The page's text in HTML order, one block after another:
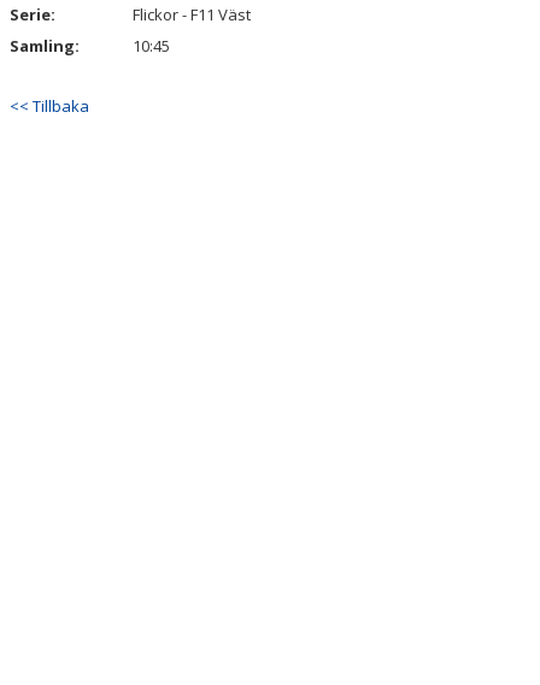
Serie:
Flickor - F11 Väst
Samling:
10:45
<< Tillbaka